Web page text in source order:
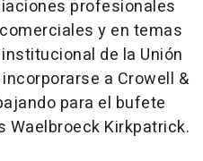
profesionales
y en temas
de la Unión
a Crowell &
para el bufete
Waelbroeck Kirkpatrick.